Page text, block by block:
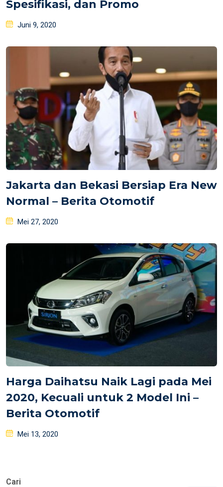
Spesifikasi, dan Promo
Posted
Juni 9, 2020
Jakarta dan Bekasi Bersiap Era New
Normal – Berita Otomotif
Posted
Mei 27, 2020
Harga Daihatsu Naik Lagi pada Mei
2020, Kecuali untuk 2 Model Ini –
Berita Otomotif
Posted
Mei 13, 2020
Cari